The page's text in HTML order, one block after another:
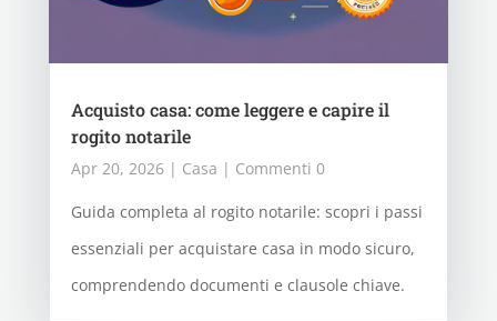
Acquisto casa: come leggere e capire il
rogito notarile
Apr 20, 2026| Casa | Commenti 0
Guida completa al rogito notarile: scopri i passi
essenziali per acquistare casa in modo sicuro,
comprendendo documenti e clausole chiave.